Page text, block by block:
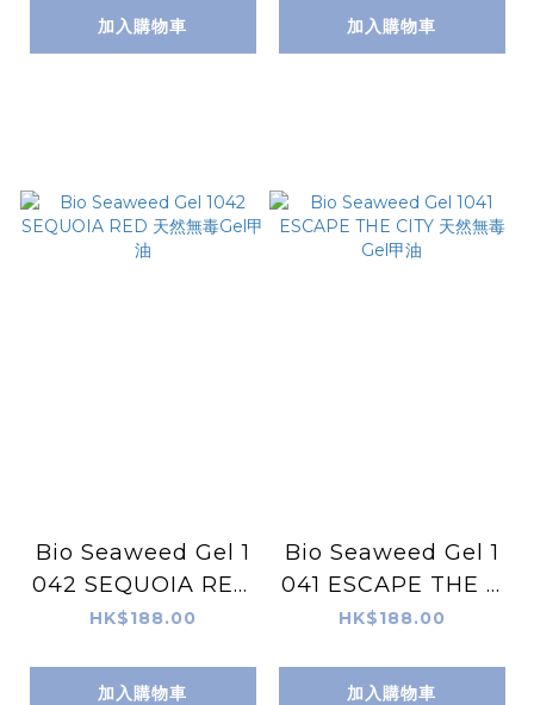
加入購物車 加入購物車
Bio Seaweed Gel 1
042 SEQUOIA RED
天然無毒Gel甲油
HK$188.00
加入購物車
Bio Seaweed Gel 1
041 ESCAPE THE C
ITY 天然無毒Gel甲油
HK$188.00
加入購物車